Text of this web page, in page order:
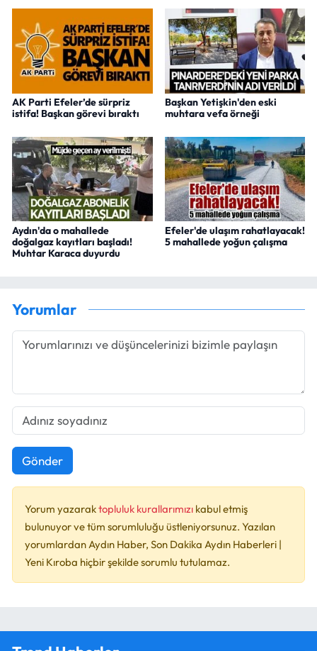
AK Parti Efeler’de sürpriz
istifa! Başkan görevi bıraktı
Başkan Yetişkin'den eski
muhtara vefa örneği
Aydın'da o mahallede
doğalgaz kayıtları başladı!
Muhtar Karaca duyurdu
Efeler'de ulaşım rahatlayacak!
5 mahallede yoğun çalışma
Yorumlar
Gönder
Yorum yazaraktopluluk kurallarımızı kabul etmiş
bulunuyor ve tüm sorumluluğu üstleniyorsunuz. Yazılan
yorumlardan Aydın Haber, Son Dakika Aydın Haberleri |
Yeni Kıroba hiçbir şekilde sorumlu tutulamaz.